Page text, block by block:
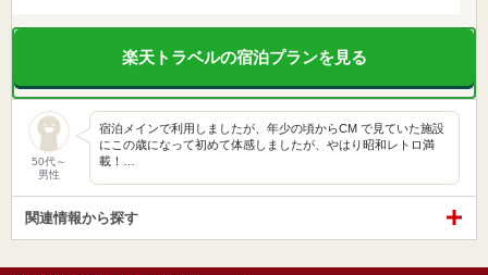
楽天トラベルの宿泊プランを見る
50代～
男性
宿泊メインで利用しましたが、年少の頃からCM で見ていた施設
にこの歳になって初めて体感しましたが、やはり昭和レトロ満
載！…
関連情報から探す